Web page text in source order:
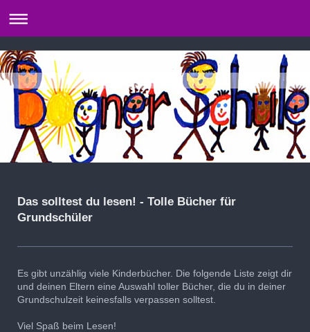
Das solltest du lesen! - Tolle Bücher für
Grundschüler
Es gibt unzählig viele Kinderbücher. Die folgende Liste zeigt dir
und deinen Eltern eine Auswahl toller Bücher, die du in deiner
Grundschulzeit keinesfalls verpassen solltest.
Viel Spaß beim Lesen!